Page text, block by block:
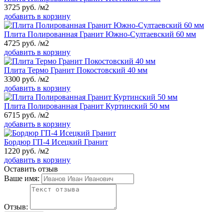
3725 руб. /м2
добавить в корзину
Плита Полированная Гранит Южно-Султаевский 60 мм
4725 руб. /м2
добавить в корзину
Плита Термо Гранит Покостовский 40 мм
3300 руб. /м2
добавить в корзину
Плита Полированная Гранит Куртинский 50 мм
6715 руб. /м2
добавить в корзину
Бордюр ГП-4 Исецкий Гранит
1220 руб. /м2
добавить в корзину
Оставить отзыв
Ваше имя:
Отзыв: